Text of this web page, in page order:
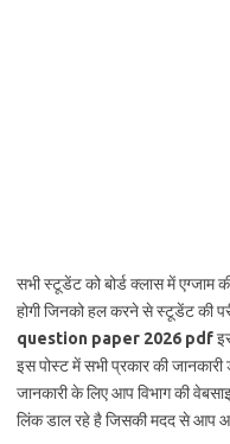
सभी स्टूडेंट को बोर्ड क्लास में एग्जाम
होगी जिनको हल करने से स्टूडेंट की
question paper 2026 pdf
इस पोस्ट में सभी प्रकार की
जानकारी के लिए आप विभाग की
लिंक डाल रहे है जिसकी मदद से आप